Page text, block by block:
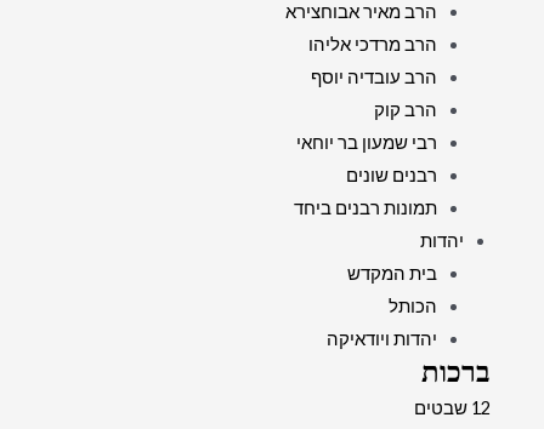
הרב מאיר אבוחצירא
הרב מרדכי אליהו
הרב עובדיה יוסף
הרב קוק
רבי שמעון בר יוחאי
רבנים שונים
תמונות רבנים ביחד
יהדות
בית המקדש
הכותל
יהדות ויודאיקה
ברכות
12 שבטים